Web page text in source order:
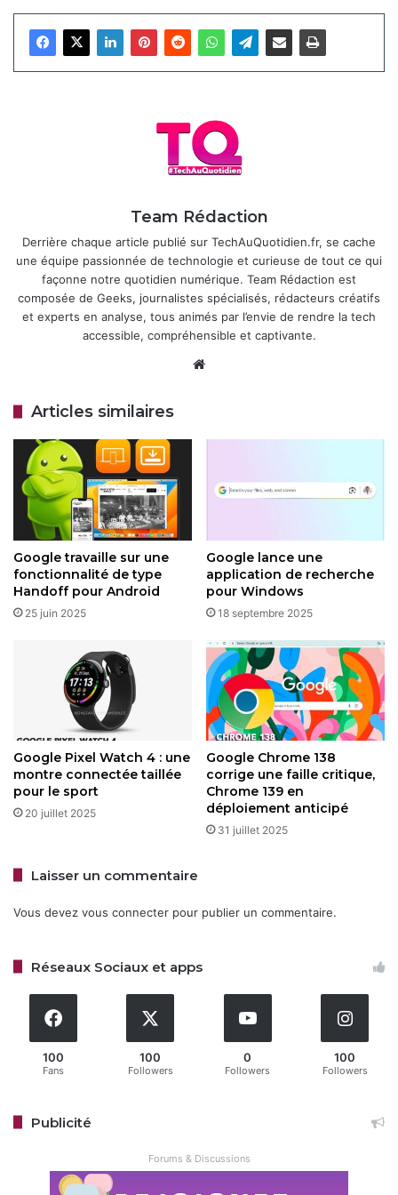
personnelles.
Les lieux enregistrés s’affichent sur la carte avec leurs
fonctionnalité s’appuie sur le traitement du texte dans les
images, et non sur la reconnaissance visuelle, ce qui
les données partagées, avec des options claires pour
gérer les permissions.
Articles similaires
Android va enfin permettre une
sonnerie différente par carte SIM
Google Maps améliore la navigation
des voitures électriques avec des
prévisions de batterie précises
31 mars 2026
Cette mise à jour s’inscrit dans une série d’améliorations
apportées à Google Maps via Gemini, incluant des
suggestions de lieux basées sur des requêtes comme «
activités à faire entre amis » ou des résumés de
Google renforce la polyvalence de son application face à
des concurrents comme Apple Maps. Les utilisateurs
peuvent s’attendre à d’autres nouveautés, Google
annonçant des déploiements progressifs à l’échelle
mondiale.
Google Maps
Téléchargements : 0
Langue : Français
Date :
Restez connecté via Google News
Team Rédaction
Derrière chaque article publié sur TechAuQuotidien.fr, se cache
une équipe passionnée de technologie et curieuse de tout ce qui
façonne notre quotidien numérique. Team Rédaction est
composée de Geeks, journalistes spécialisés, rédacteurs créatifs
et experts en analyse, tous animés par l’envie de rendre la tech
accessible, compréhensible et captivante.
Articles similaires
Google travaille sur une
fonctionnalité de type
Handoff pour Android
25 juin 2025
Google lance une
application de recherche
pour Windows
18 septembre 2025
Google Pixel Watch 4 : une
montre connectée taillée
pour le sport
20 juillet 2025
Google Chrome 138
corrige une faille critique,
Chrome 139 en
déploiement anticipé
31 juillet 2025
Laisser un commentaire
Vous devez vous connecter pour publier un commentaire.
Réseaux Sociaux et apps
100
Fans
100
Followers
0
Followers
100
Followers
Publicité
Forums & Discussions